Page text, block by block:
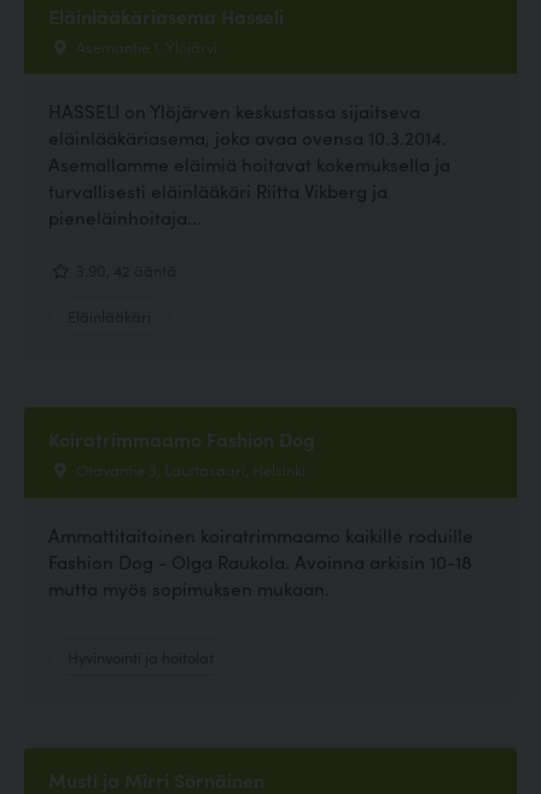
Eläinlääkäriasema Hasseli
Asemantie 1, Ylöjärvi
HASSELI on Ylöjärven keskustassa sijaitseva
eläinlääkäriasema, joka avaa ovensa 10.3.2014.
Asemallamme eläimiä hoitavat kokemuksella ja
turvallisesti eläinlääkäri Riitta Vikberg ja
pieneläinhoitaja...
Koiratrimmaamo Fashion Dog
Otavantie 3, Lauttasaari, Helsinki
Ammattitaitoinen koiratrimmaamo kaikille roduille
Fashion Dog - Olga Raukola. Avoinna arkisin 10-18
mutta myös sopimuksen mukaan.
Musti ja Mirri Sörnäinen